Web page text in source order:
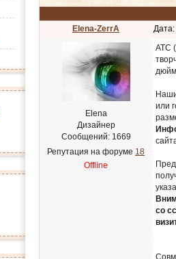
Elena-ZerrA
Elena
Дизайнер
Сообщений: 1669
Репутация на форуме 18
Offline
АТС
или
со